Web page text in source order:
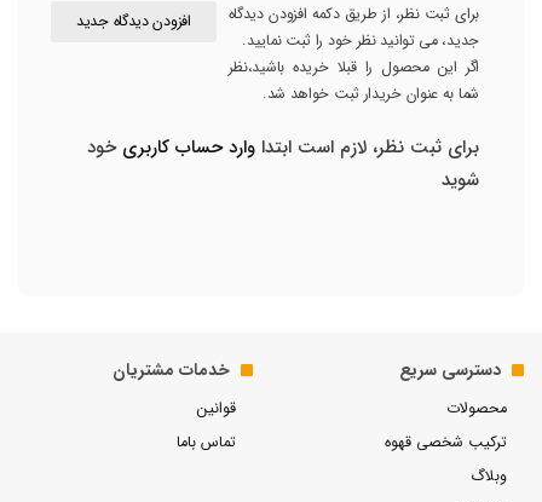
برای ثبت نظر، از طریق دکمه افزودن دیدگاه
جدید، می توانید نظر خود را ثبت نمایید.
اگر این محصول را قبلا خریده باشید،نظر
شما به عنوان خریدار ثبت خواهد شد.
افزودن دیدگاه جدید
برای ثبت نظر، لازم است ابتدا وارد حساب کاربریخود
شوید
دسترسی سریع
محصولات
ترکیب شخصی قهوه
وبلاگ
خدمات مشتریان
قوانین
تماس باما